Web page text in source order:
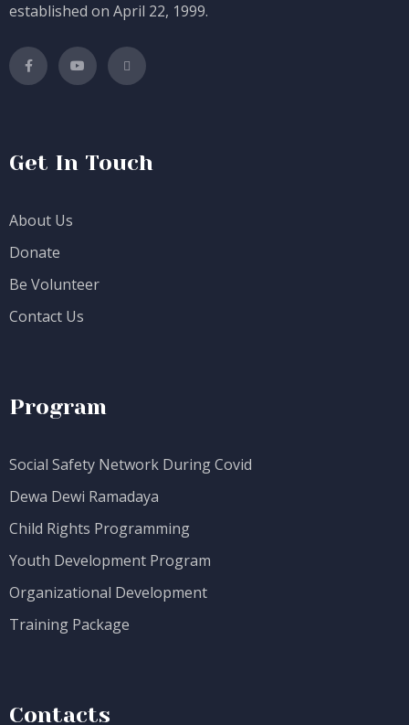
established on April 22, 1999.
Get In Touch
About Us
Donate
Be Volunteer
Contact Us
Program
Social Safety Network During Covid
Dewa Dewi Ramadaya
Child Rights Programming
Youth Development Program
Organizational Development
Training Package
Contacts